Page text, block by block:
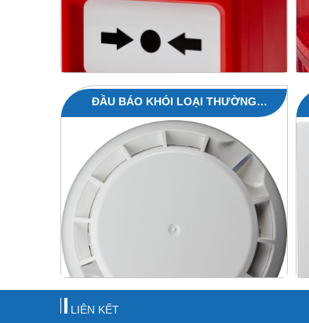
ĐẦU BÁO KHÓI LOẠI THƯỜNG
SENSOMAG S30
LIÊN KẾT